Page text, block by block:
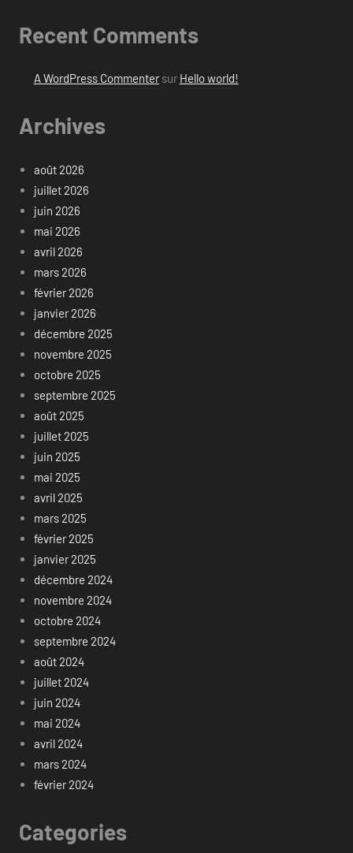
Recent Comments
A WordPress Commentersur Hello world!
Archives
août 2026
juillet 2026
juin 2026
mai 2026
avril 2026
mars 2026
février 2026
janvier 2026
décembre 2025
novembre 2025
octobre 2025
septembre 2025
août 2025
juillet 2025
juin 2025
mai 2025
avril 2025
mars 2025
février 2025
janvier 2025
décembre 2024
novembre 2024
octobre 2024
septembre 2024
août 2024
juillet 2024
juin 2024
mai 2024
avril 2024
mars 2024
février 2024
Categories